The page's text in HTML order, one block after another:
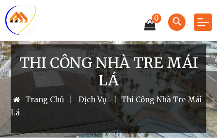
0
THI CÔNG NHÀ TRE MÁI
LÁ
Trang Chủ Dịch Vụ | Thi Công Nhà Tre Mái
Lá